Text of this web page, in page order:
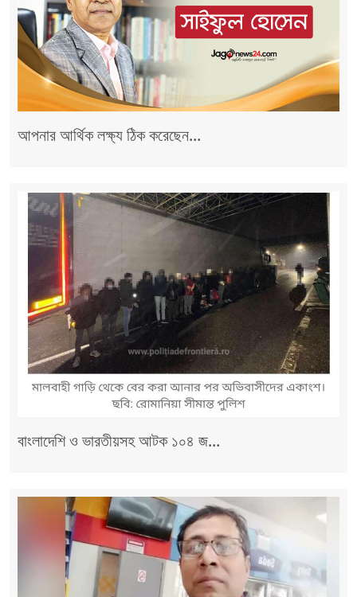
আপনার আর্থিক লক্ষ্য ঠিক করেছেন...
বাংলাদেশি ও ভারতীয়সহ আটক ১০৪ জ...